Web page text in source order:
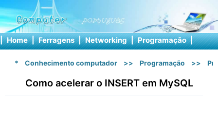
| Home | Ferragens | Networking | Programação |
* Conhecimento computador >> Programação >>
Como acelerar o INSERT em MySQL